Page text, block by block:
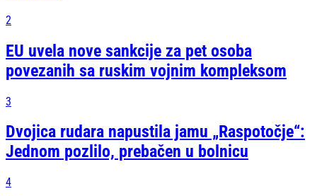
2
EU uvela nove sankcije za pet osoba
povezanih sa ruskim vojnim kompleksom
3
Dvojica rudara napustila jamu „Raspotočje“:
Jednom pozlilo, prebačen u bolnicu
4